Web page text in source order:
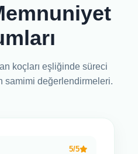
koçları eşliğinde süreci
samimi değerlendirmeleri.
5/5